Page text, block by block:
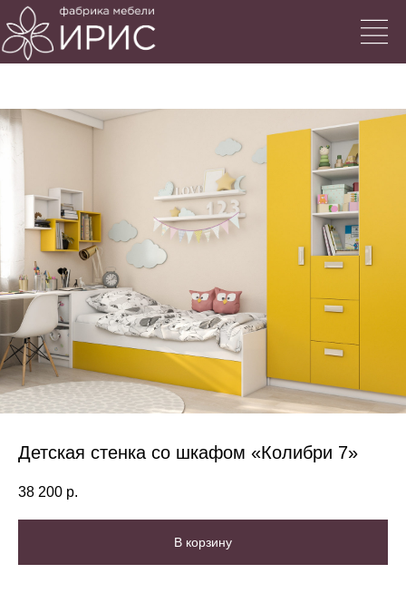
Детская стенка со шкафом «Колибри 7»
38 200 р.
В корзину